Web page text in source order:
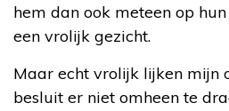
hem dan ook meteen op
een vrolijk gezicht.
Maar echt vrolijk lijken mijn
besluit er niet omheen te